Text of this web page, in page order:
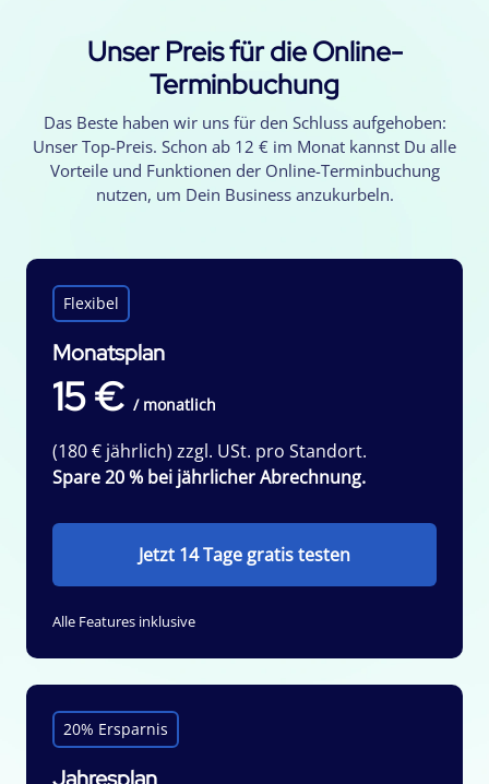
Unser Preis für die Online-
Terminbuchung
Das Beste haben wir uns für den Schluss aufgehoben:
Unser Top-Preis. Schon ab 12 € im Monat kannst Du alle
Vorteile und Funktionen der Online-Terminbuchung
nutzen, um Dein Business anzukurbeln.
Flexibel
Monatsplan
15 € / monatlich
(180 € jährlich) zzgl. USt. pro Standort.
Spare 20 % bei jährlicher Abrechnung.
Jetzt 14 Tage gratis testen
Alle Features inklusive
20% Ersparnis